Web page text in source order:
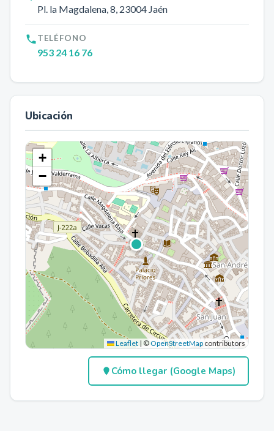
Pl. la Magdalena, 8, 23004 Jaén
TELÉFONO
953 24 16 76
Ubicación
+
−
Leaflet | ©OpenStreetMap contributors
Cómo llegar (Google Maps)